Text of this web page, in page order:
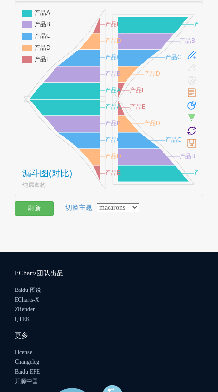
32
legend
33
orient
34
x
35
'产品A','产品B','产品C' '产品E']
    },
37
calculable true
38
series
39
        {
刷 新 切换主题
ECharts团队出品
Baidu 图说
ECharts-X
ZRender
QTEK
更多
License
Changelog
Baidu EFE
开源中国